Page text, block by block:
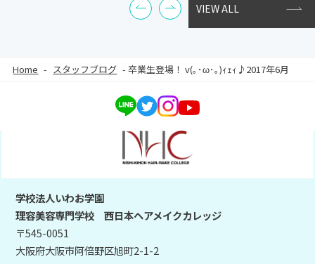
VIEW ALL
Home - スタッフブログ -卒業生登場！ v(｡･ω･｡)ｨｪｨ♪2017年6月
学校法人いわお学園
理容美容専門学校 西日本ヘアメイクカレッジ
〒545-0051
大阪府大阪市阿倍野区旭町2-1-2